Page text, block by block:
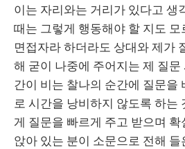
이는 자리와는 거리가 있다고 생
때는 그렇게 행동해야 할 지도
면접자라 하더라도 상대와 제가
해 굳이 나중에 주어지는 제 질
간이 비는 찰나의 순간에 질문을
로 시간을 낭비하지 않도록 하는
게 질문을 빠르게 주고 받으며
앉아 있는 분이 소문으로 전해